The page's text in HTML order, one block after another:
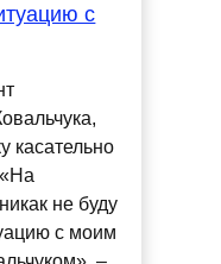
с
касательно
не буду
с моим